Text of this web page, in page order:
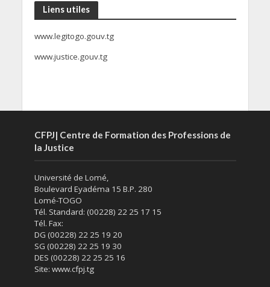
Liens utiles
www.legitogo.gouv.tg
www.justice.gouv.tg
CFPJ| Centre de Formation des Professions de
la Justice
Université de Lomé,
Boulevard Eyadéma 15 B.P. 280
Lomé-TOGO
Tél. Standard: (00228) 22 25 17 15
Tél. Fax:
DG (00228) 22 25 19 20
SG (00228) 22 25 19 30
DES (00228) 22 25 25 16
Site: www.cfpj.tg